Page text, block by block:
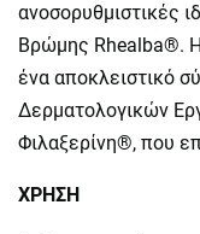
ανοσορυθμιστικές
Βρώμης Rhealba®. Η
ένα αποκλειστικό
Δερματολογικών
Φιλαξερίνη®, που
ΧΡΗΣΗ